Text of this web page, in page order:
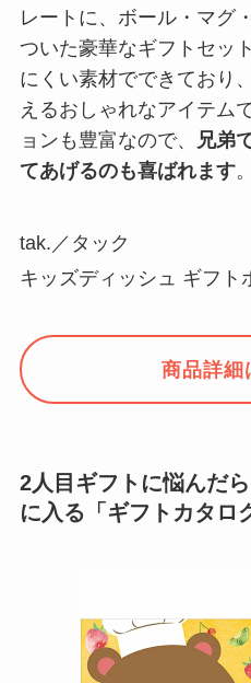
レートに、ボール・マグ
ついた豪華なギフトセッ
にくい素材でできており
えるおしゃれなアイテム
ョンも豊富なので、
兄弟
てあげるのも喜ばれます。
tak.／タック
キッズディッシュ ギフト
商品詳細
2人目ギフトに悩んだ
に入る「ギフトカタロ